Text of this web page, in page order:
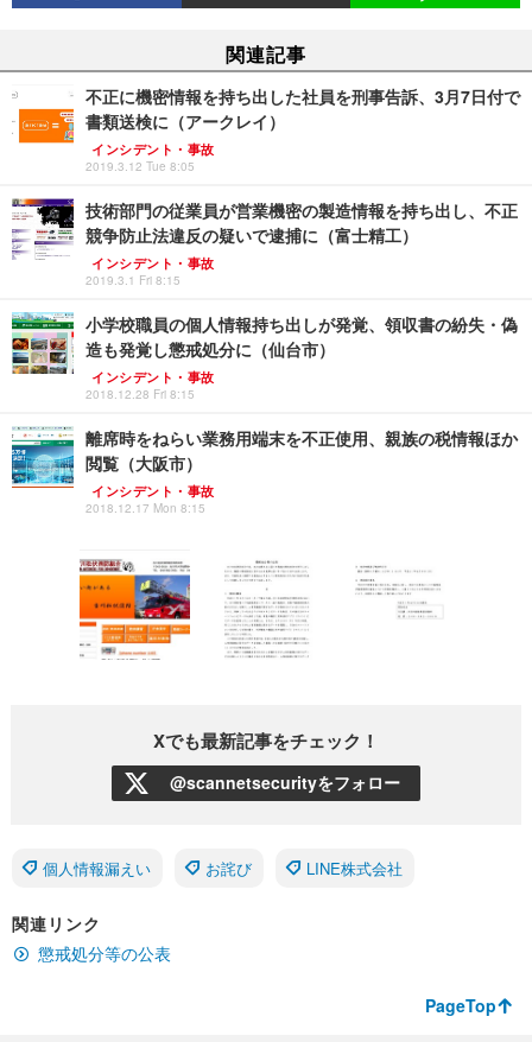
関連記事
不正に機密情報を持ち出した社員を刑事告訴、3月7日付で
書類送検に（アークレイ）
インシデント・事故
2019.3.12 Tue 8:05
技術部門の従業員が営業機密の製造情報を持ち出し、不正
競争防止法違反の疑いで逮捕に（富士精工）
インシデント・事故
2019.3.1 Fri 8:15
小学校職員の個人情報持ち出しが発覚、領収書の紛失・偽
造も発覚し懲戒処分に（仙台市）
インシデント・事故
2018.12.28 Fri 8:15
離席時をねらい業務用端末を不正使用、親族の税情報ほか
閲覧（大阪市）
インシデント・事故
2018.12.17 Mon 8:15
Xでも最新記事をチェック！
@scannetsecurityをフォロー
個人情報漏えい お詫び LINE株式会社
関連リンク
懲戒処分等の公表
PageTop